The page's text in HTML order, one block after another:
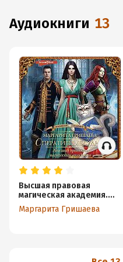
аудиокниги 13
Высшая правовая
магическая академия.
Оперативные будни
Маргарита Гришаева